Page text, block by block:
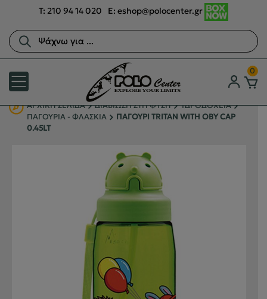
T: 210 94 14 020 E:eshop@polocenter.gr
0
Αναζήτηση
προϊόντων
ΑΡΧΙΚΉ ΣΕΛΊΔΑ ΔΙΑΒΙΩΣΗ ΣΤΗ ΦΥΣΗ
ΥΔΡΟΔΟΧΕΙΑ
ΠΑΓΟΥΡΙΑ - ΦΛΑΣΚΙΑ
ΠΑΓΟΥΡΙ TRITAN WITH OBY CAP
0.45LT